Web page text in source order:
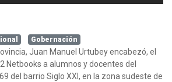
Gobernación
Juan Manuel Urtubey encabezó, el
Netbooks a alumnos y docentes del
del barrio Siglo XXI, en la zona sudeste de